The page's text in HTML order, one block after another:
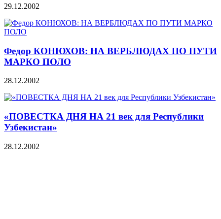
29.12.2002
Федор КОНЮХОВ: НА ВЕРБЛЮДАХ ПО ПУТИ
МАРКО ПОЛО
28.12.2002
«ПОВЕСТКА ДНЯ НА 21 век для Республики
Узбекистан»
28.12.2002